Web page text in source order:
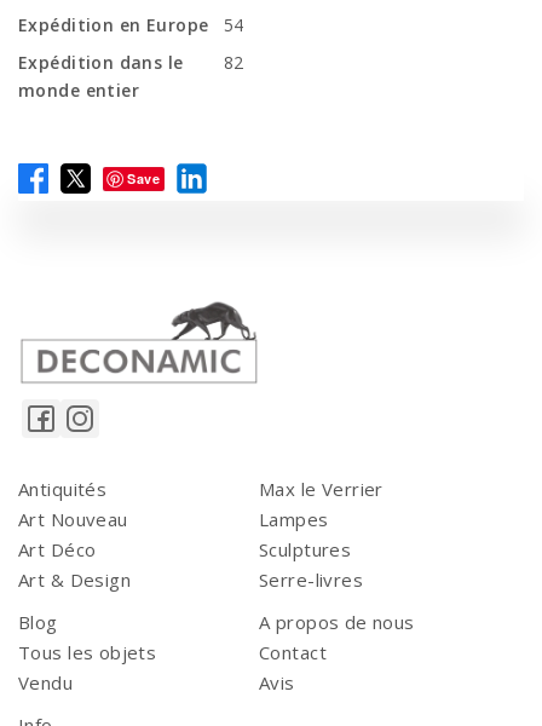
Expédition en Europe
54
Expédition dans le
monde entier
82
Save
Antiquités
Art Nouveau
Art Déco
Art & Design
Max le Verrier
Lampes
Sculptures
Serre-livres
Blog
Tous les objets
Vendu
A propos de nous
Contact
Avis